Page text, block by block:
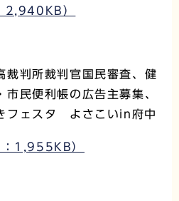
2,940KB）
裁判所裁判官国民審査、健
市民便利帳の広告主募集、
フェスタ よさこいin府中
1,955KB）